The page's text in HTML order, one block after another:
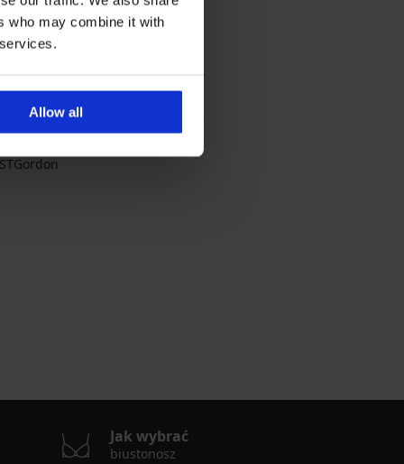
who may combine it with
Allow all
Jak wybrać
biustonosz